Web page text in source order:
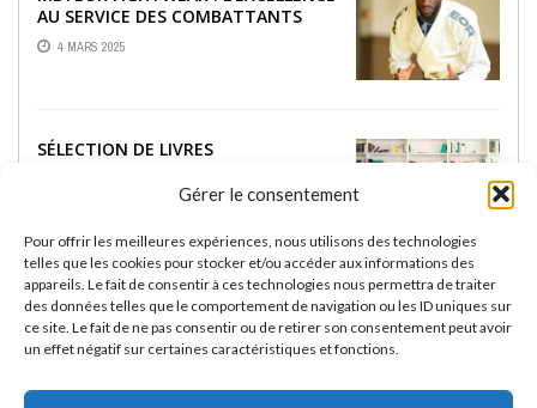
Gérer le consentement
Pour offrir les meilleures expériences, nous utilisons des technologies
telles que les cookies pour stocker et/ou accéder aux informations des
appareils. Le fait de consentir à ces technologies nous permettra de traiter
des données telles que le comportement de navigation ou les ID uniques sur
ce site. Le fait de ne pas consentir ou de retirer son consentement peut avoir
un effet négatif sur certaines caractéristiques et fonctions.
AU SERVICE DES COMBATTANTS
4 MARS 2025
SÉLECTION DE LIVRES
RASHGUARDS RASHU :
PERFORMANCE ET STYLE POUR LES
PASSIONNÉS DE JIU-JITSU BRÉSILIEN
13 FÉVRIER 2025